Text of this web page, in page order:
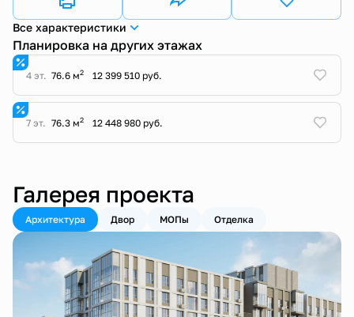
Все характеристики
Планировка на других этажах
4 эт. 76.6 м2 12 399 510 руб.
7 эт. 76.3 м2 12 448 980 руб.
Галерея проекта
Архитектура Двор МОПы Отделка